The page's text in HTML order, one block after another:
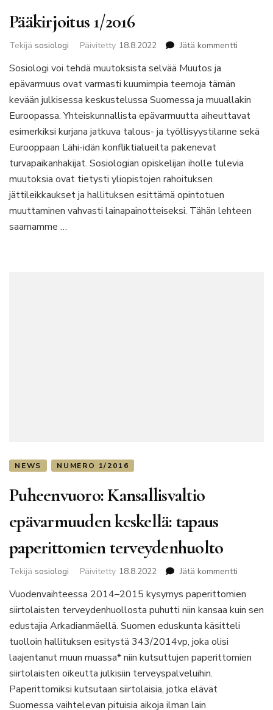
Pääkirjoitus 1/2016
Tekijä sosiologi Päivitetty 18.8.2022 Jätä kommentti
Sosiologi voi tehdä muutoksista selvää Muutos ja
epävarmuus ovat varmasti kuumimpia teemoja tämän
kevään julkisessa keskustelussa Suomessa ja muuallakin
Euroopassa. Yhteiskunnallista epävarmuutta aiheuttavat
esimerkiksi kurjana jatkuva talous- ja työllisyystilanne sekä
Eurooppaan Lähi-idän konfliktialueilta pakenevat
turvapaikanhakijat. Sosiologian opiskelijan iholle tulevia
muutoksia ovat tietysti yliopistojen rahoituksen
jättileikkaukset ja hallituksen esittämä opintotuen
muuttaminen vahvasti lainapainotteiseksi. Tähän lehteen
saamamme …
NEWS NUMERO 1/2016
Puheenvuoro: Kansallisvaltio
epävarmuuden keskellä: tapaus
paperittomien terveydenhuolto
Tekijä sosiologi Päivitetty 18.8.2022 Jätä kommentti
keskellä:
Vuodenvaihteessa 2014–2015 kysymys paperittomien
siirtolaisten terveydenhuollosta puhutti niin kansaa kuin sen
edustajia Arkadianmäellä. Suomen eduskunta käsitteli
tuolloin hallituksen esitystä 343/2014vp, joka olisi
laajentanut muun muassa* niin kutsuttujen paperittomien
siirtolaisten oikeutta julkisiin terveyspalveluihin.
Paperittomiksi kutsutaan siirtolaisia, jotka elävät
Suomessa vaihtelevan pituisia aikoja ilman lain